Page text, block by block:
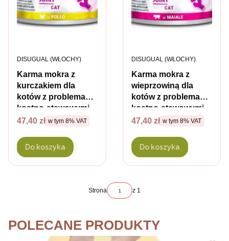
Karma mokra z
kurczakiem dla
kotów z problemami
kostno-stawowymi
DISUGUAL CAT - 85
PRODUCENT
DISUGUAL (WŁOCHY)
Cena brutto
47,40 zł w tym %s VAT
w tym 8% VAT
Do koszyka
Karma mokra z
wieprzowiną dla
kotów z problemami
kostno-stawowymi
DISUGUAL CAT - 85
PRODUCENT
DISUGUAL (WŁOCHY)
Cena brutto
47,40 zł w tym %s VAT
w tym 8% VAT
Do koszyka
Strona z 1
POLECANE PRODUKTY